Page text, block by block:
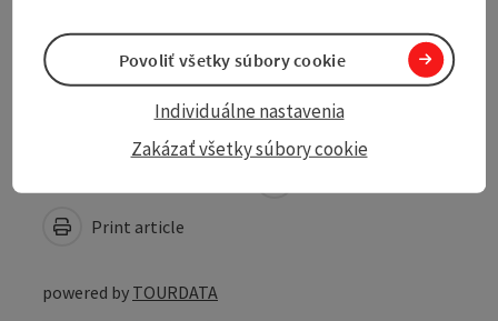
Accessibility
Print article
powered by TOURDATA
Zakázať všetky súbory cookie
Individuálne nastavenia
Povoliť všetky súbory cookie